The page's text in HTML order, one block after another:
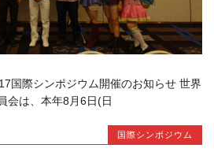
国際シンポジウム開催のお知らせ 世界
会は、本年8月6日(日
国際シンポジウム